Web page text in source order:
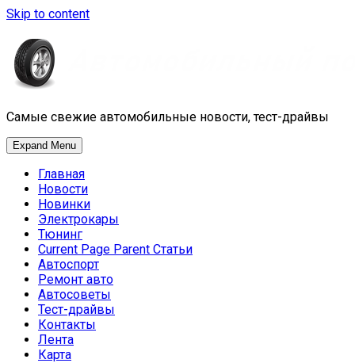
Skip to content
Самые свежие автомобильные новости, тест-драйвы
Expand Menu
Главная
Новости
Новинки
Электрокары
Тюнинг
Current Page Parent Статьи
Автоспорт
Ремонт авто
Автосоветы
Тест-драйвы
Контакты
Лента
Карта